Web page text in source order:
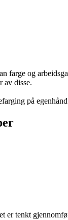
farge og
av disse.
på
er tenkt